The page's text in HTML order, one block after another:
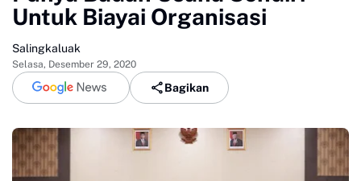
Untuk Biayai Organisasi
Salingkaluak
Selasa, Desember 29, 2020
Bagikan